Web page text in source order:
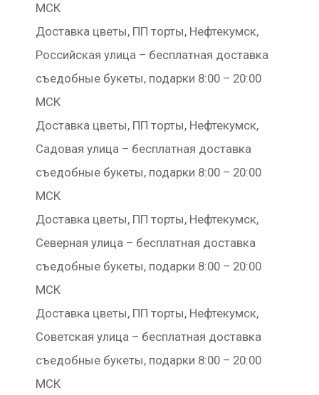
МСК
Доставка цветы, ПП торты, Нефтекумск,
Российская улица – бесплатная доставка
съедобные букеты, подарки 8:00 – 20:00
МСК
Доставка цветы, ПП торты, Нефтекумск,
Садовая улица – бесплатная доставка
съедобные букеты, подарки 8:00 – 20:00
МСК
Доставка цветы, ПП торты, Нефтекумск,
Северная улица – бесплатная доставка
съедобные букеты, подарки 8:00 – 20:00
МСК
Доставка цветы, ПП торты, Нефтекумск,
Советская улица – бесплатная доставка
съедобные букеты, подарки 8:00 – 20:00
МСК